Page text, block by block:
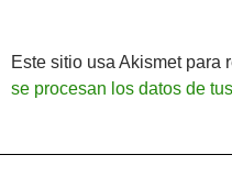
Este sitio usa Akismet para
se procesan los datos de